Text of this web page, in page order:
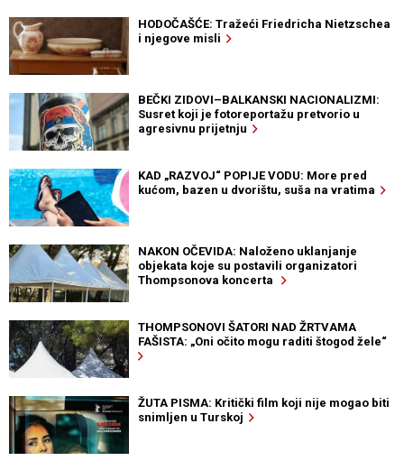
HODOČAŠĆE: Tražeći Friedricha Nietzschea
i njegove misli
BEČKI ZIDOVI–BALKANSKI NACIONALIZMI:
Susret koji je fotoreportažu pretvorio u
agresivnu prijetnju
KAD „RAZVOJ“ POPIJE VODU: More pred
kućom, bazen u dvorištu, suša na vratima
NAKON OČEVIDA: Naloženo uklanjanje
objekata koje su postavili organizatori
Thompsonova koncerta
THOMPSONOVI ŠATORI NAD ŽRTVAMA
FAŠISTA: „Oni očito mogu raditi štogod žele“
ŽUTA PISMA: Kritički film koji nije mogao biti
snimljen u Turskoj